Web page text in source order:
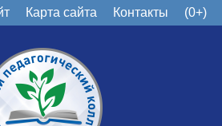
Карта сайта Контакты (0+)